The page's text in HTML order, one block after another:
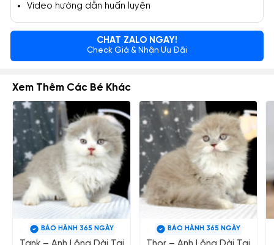
Video hướng dẫn huấn luyện
CHAT ZALO NGAY!
Check Giá & Nhận Ưu Đãi
Xem Thêm Các Bé Khác
BẢO HÀNH 365 NGÀY BẢO HÀNH 365 NGÀY